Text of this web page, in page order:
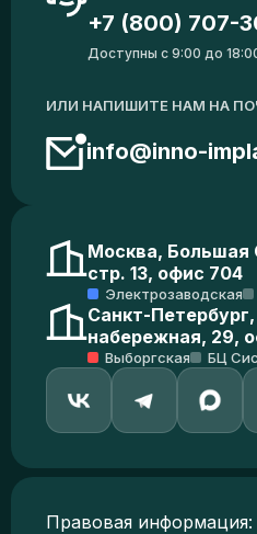
+7 (800) 707-
Доступны с 9:00 до
ИЛИ НАПИШИТЕ НАМ НА
info@inno-
Москва, Большая
стр. 13, офис 704
Электрозаводская
Санкт-
набережная, 29,
Выборгская БЦ
Правовая информация: